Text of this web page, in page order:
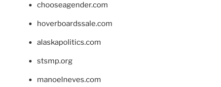
chooseagender.com
hoverboardssale.com
alaskapolitics.com
stsmp.org
manoelneves.com